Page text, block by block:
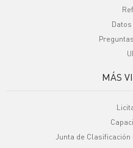
MÁS
Junta de Clasificación